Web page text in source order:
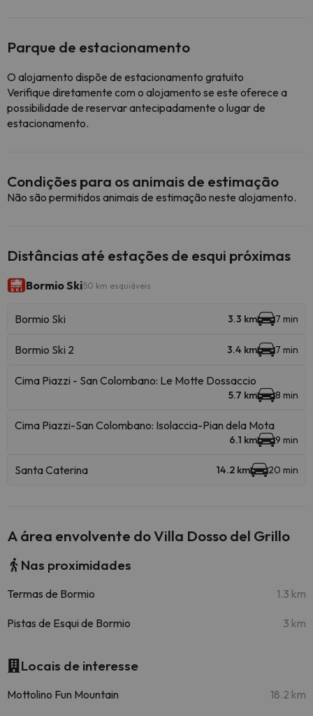
Parque de estacionamento
O alojamento dispõe de estacionamento gratuito
Verifique diretamente com o alojamento se este oferece a
possibilidade de reservar antecipadamente o lugar de
estacionamento.
Condições para os animais de estimação
Não são permitidos animais de estimação neste alojamento.
Distâncias até estações de esqui próximas
Bormio Ski50 km esquiáveis
Bormio Ski 3.3 km 7 min
Bormio Ski 2 3.4 km 7 min
Cima Piazzi - San Colombano: Le Motte Dossaccio
5.7 km 8 min
Cima Piazzi-San Colombano: Isolaccia-Pian dela Mota
6.1 km 9 min
Santa Caterina 14.2 km 20 min
A área envolvente do Villa Dosso del Grillo
Nas proximidades
Termas de Bormio 1.3 km
Pistas de Esqui de Bormio 3 km
Locais de interesse
Mottolino Fun Mountain 18.2 km